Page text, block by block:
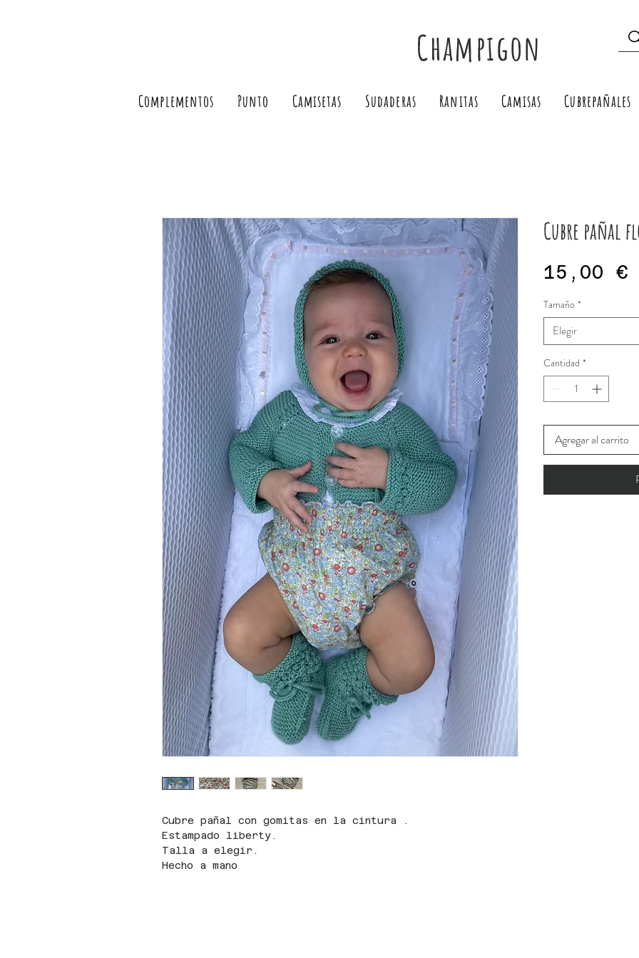
Champigon
Complementos Punto Camisetas Sudaderas Ranitas Camisas Cubrepañales
Cubre pañal con gomitas en la cintura .
Estampado liberty.
Talla a elegir.
Hecho a mano
Cubre pañal
15,00 €
Tamaño *
Elegir
Cantidad *
Agregar al carrito